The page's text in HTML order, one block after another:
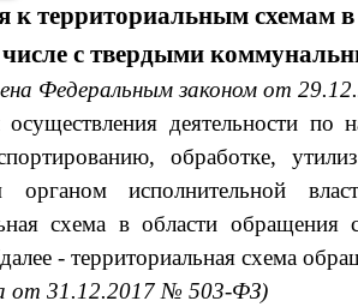
к территориальным схемам
с твердыми
Федеральным законом от
деятельности по
обработке,
органом исполнительной
схема в области
- территориальная схема
от 31.12.2017 № 503-ФЗ)